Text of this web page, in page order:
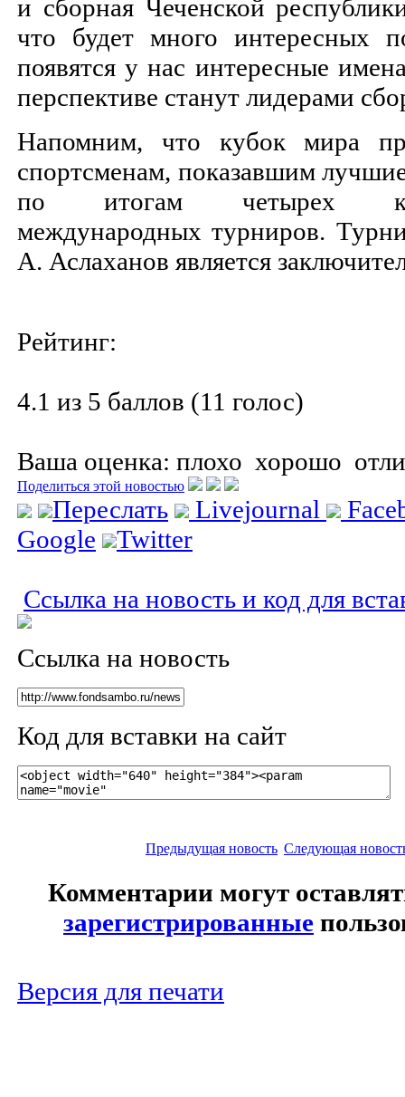
и сборная Чеченской
что будет много интересных
появятся у нас интересные
перспективе станут лидерами
Напомним, что кубок мира
спортсменам, показавшим
по итогам четырех
международных турниров.
А. Аслаханов является
Рейтинг:
4.1 из 5 баллов (11 голос)
Ваша оценка: плохо хорошо
Поделиться этой новостью
Переслать Livejournal
Google
Twitter
Ссылка на новость и код для
Ссылка на новость
Код для вставки на сайт
Предыдущая новость Следующая
Комментарии могут
зарегистрированные
Версия для печати